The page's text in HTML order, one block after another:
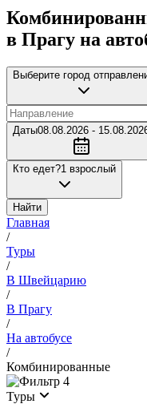
в Прагу на
Выберите город
Даты08.08.2026 -
Кто едет?1 взрослый
Найти
Главная
/
Туры
/
В Швейцарию
/
В Прагу
/
На автобусе
/
Комбинированные
4
Туры